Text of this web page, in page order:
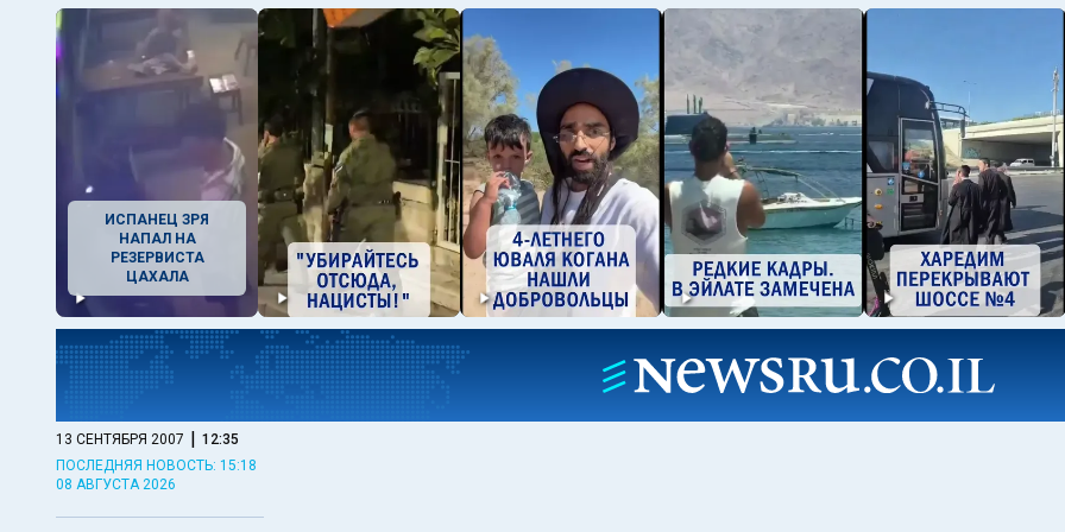
ИСПАНЕЦ ЗРЯ
НАПАЛ НА
РЕЗЕРВИСТА
ЦАХАЛА
13 СЕНТЯБРЯ 2007 | 12:35
ПОСЛЕДНЯЯ НОВОСТЬ: 15:18
08 АВГУСТА 2026